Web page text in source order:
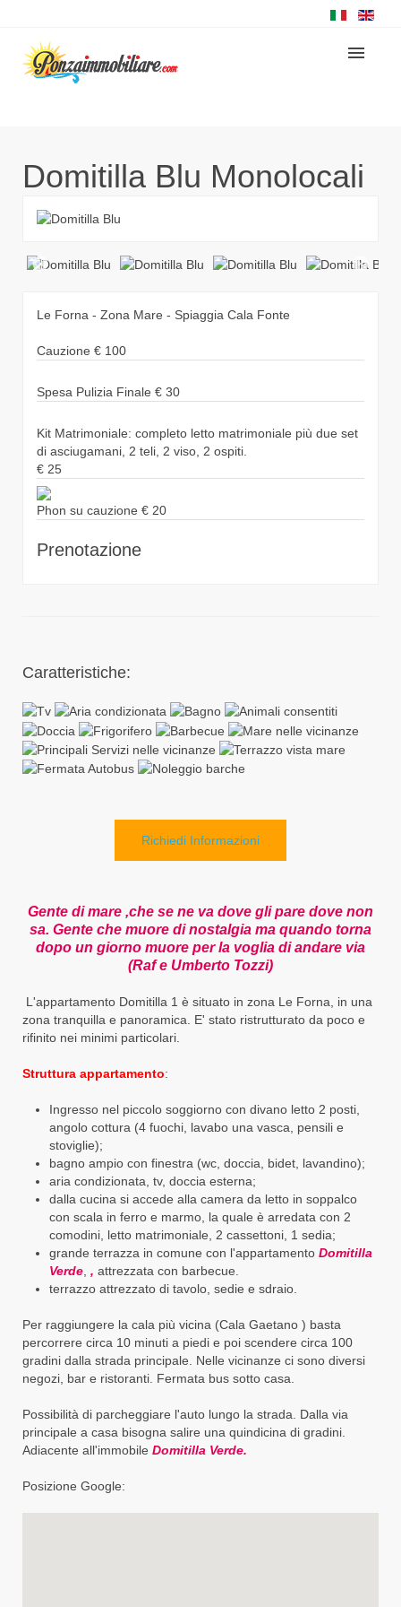
Domitilla Blu Monolocali
Le Forna - Zona Mare - Spiaggia Cala Fonte
Cauzione € 100
Spesa Pulizia Finale € 30
Kit Matrimoniale: completo letto matrimoniale più due set
di asciugamani, 2 teli, 2 viso, 2 ospiti.
€ 25
Phon su cauzione € 20
Prenotazione
Caratteristiche:
Richiedi Informazioni
Gente di mare ,che se ne va dove gli pare dove non
sa. Gente che muore di nostalgia ma quando torna
dopo un giorno muore per la voglia di andare via
(Raf e Umberto Tozzi)
L'appartamento Domitilla 1 è situato in zona Le Forna, in una
zona tranquilla e panoramica. E' stato ristrutturato da poco e
rifinito nei minimi particolari.
Struttura appartamento:
Ingresso nel piccolo soggiorno con divano letto 2 posti,
angolo cottura (4 fuochi, lavabo una vasca, pensili e
stoviglie);
bagno ampio con finestra (wc, doccia, bidet, lavandino);
aria condizionata, tv, doccia esterna;
dalla cucina si accede alla camera da letto in soppalco
con scala in ferro e marmo, la quale è arredata con 2
comodini, letto matrimoniale, 2 cassettoni, 1 sedia;
grande terrazza in comune con l'appartamento Domitilla
Verde , attrezzata con barbecue.
terrazzo attrezzato di tavolo, sedie e sdraio.
Per raggiungere la cala più vicina (Cala Gaetano ) basta
percorrere circa 10 minuti a piedi e poi scendere circa 100
gradini dalla strada principale. Nelle vicinanze ci sono diversi
negozi, bar e ristoranti. Fermata bus sotto casa.
Possibilità di parcheggiare l'auto lungo la strada. Dalla via
principale a casa bisogna salire una quindicina di gradini.
Adiacente all'immobile Domitilla Verde.
Posizione Google: